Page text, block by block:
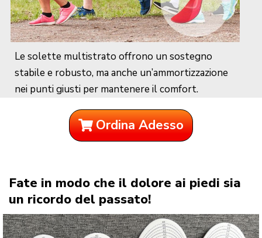
Le solette multistrato offrono un sostegno
stabile e robusto, ma anche un’ammortizzazione
nei punti giusti per mantenere il comfort.
Ordina Adesso
Fate in modo che il dolore ai piedi sia
un ricordo del passato!